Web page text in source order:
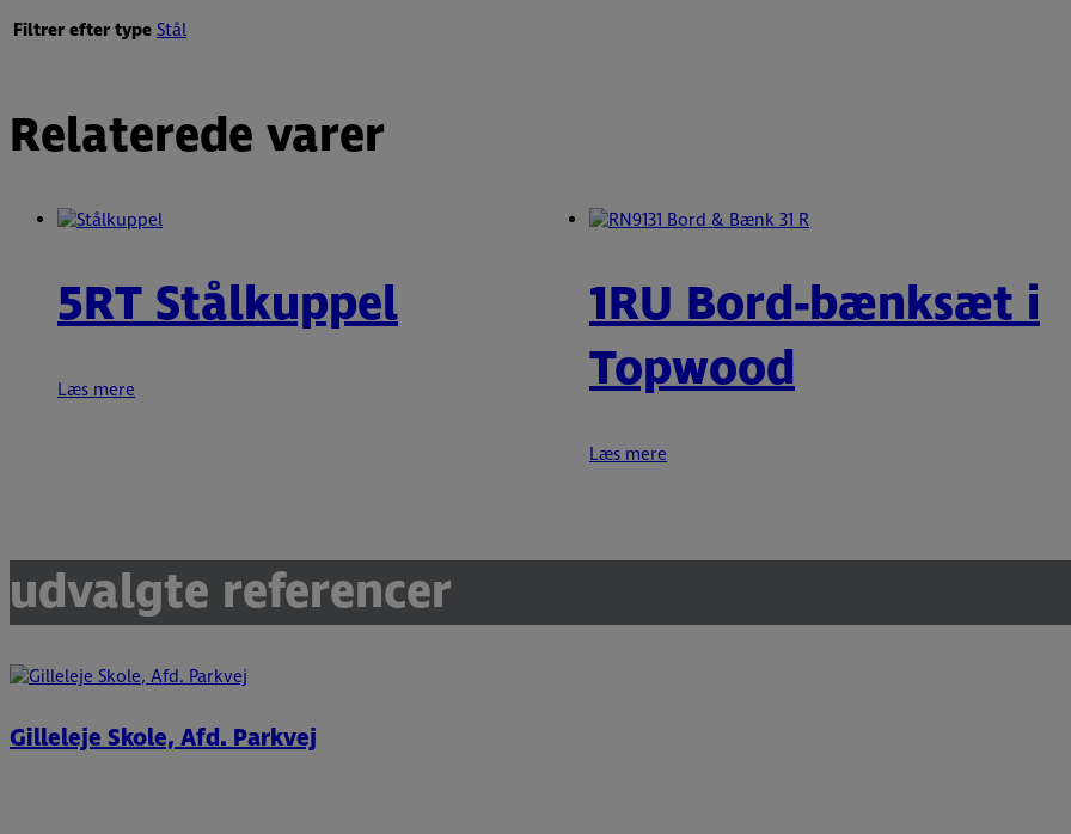
Filtrer efter typeStål
Relaterede varer
5RT Stålkuppel
Læs mere
1RU Bord-bænksæt i
Topwood
Læs mere
udvalgte referencer
Gilleleje Skole, Afd. Parkvej